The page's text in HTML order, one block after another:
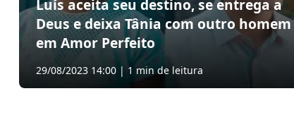
Luís aceita seu destino, se entrega a
Deus e deixa Tânia com outro homem
em Amor Perfeito
29/08/2023 14:00 | 1 min de leitura